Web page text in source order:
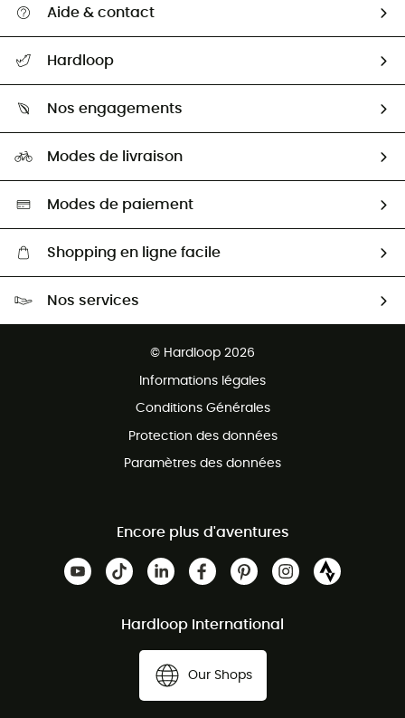
Aide & contact
Guide des tailles
Seconde Main
Aide & Contact
Hardloop
HardGuides
Nos engagements
Sélection éco-responsable
Modes de livraison
Modes de paiement
Shopping en ligne facile
Nos services
© Hardloop 2026
Informations légales
Conditions Générales
Protection des données
Paramètres des données
Encore plus d'aventures
Hardloop International
Our Shops